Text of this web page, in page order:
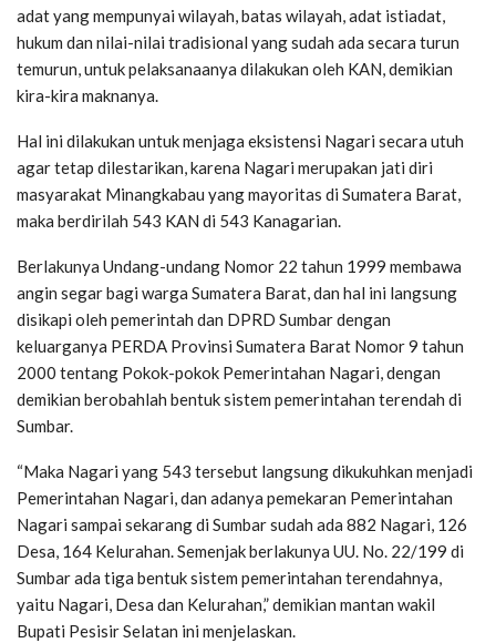
adat yang mempunyai wilayah, batas wilayah, adat istiadat,
hukum dan nilai-nilai tradisional yang sudah ada secara turun
temurun, untuk pelaksanaanya dilakukan oleh KAN, demikian
kira-kira maknanya.
Hal ini dilakukan untuk menjaga eksistensi Nagari secara utuh
agar tetap dilestarikan, karena Nagari merupakan jati diri
masyarakat Minangkabau yang mayoritas di Sumatera Barat,
maka berdirilah 543 KAN di 543 Kanagarian.
Berlakunya Undang-undang Nomor 22 tahun 1999 membawa
angin segar bagi warga Sumatera Barat, dan hal ini langsung
disikapi oleh pemerintah dan DPRD Sumbar dengan
keluarganya PERDA Provinsi Sumatera Barat Nomor 9 tahun
2000 tentang Pokok-pokok Pemerintahan Nagari, dengan
demikian berobahlah bentuk sistem pemerintahan terendah di
Sumbar.
“Maka Nagari yang 543 tersebut langsung dikukuhkan menjadi
Pemerintahan Nagari, dan adanya pemekaran Pemerintahan
Nagari sampai sekarang di Sumbar sudah ada 882 Nagari, 126
Desa, 164 Kelurahan. Semenjak berlakunya UU. No. 22/199 di
Sumbar ada tiga bentuk sistem pemerintahan terendahnya,
yaitu Nagari, Desa dan Kelurahan,” demikian mantan wakil
Bupati Pesisir Selatan ini menjelaskan.